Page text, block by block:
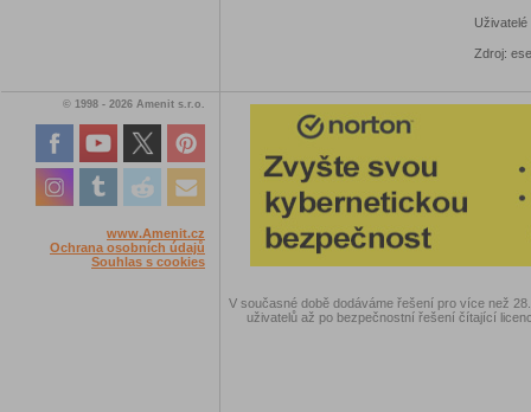
Zdroj:
© 1998 - 2026 Amenit s.r.o.
www.Amenit.cz
Ochrana osobních údajů
Souhlas s cookies
V současné době dodáváme řešení pro více než
uživatelů až po bezpečnostní řešení čítající